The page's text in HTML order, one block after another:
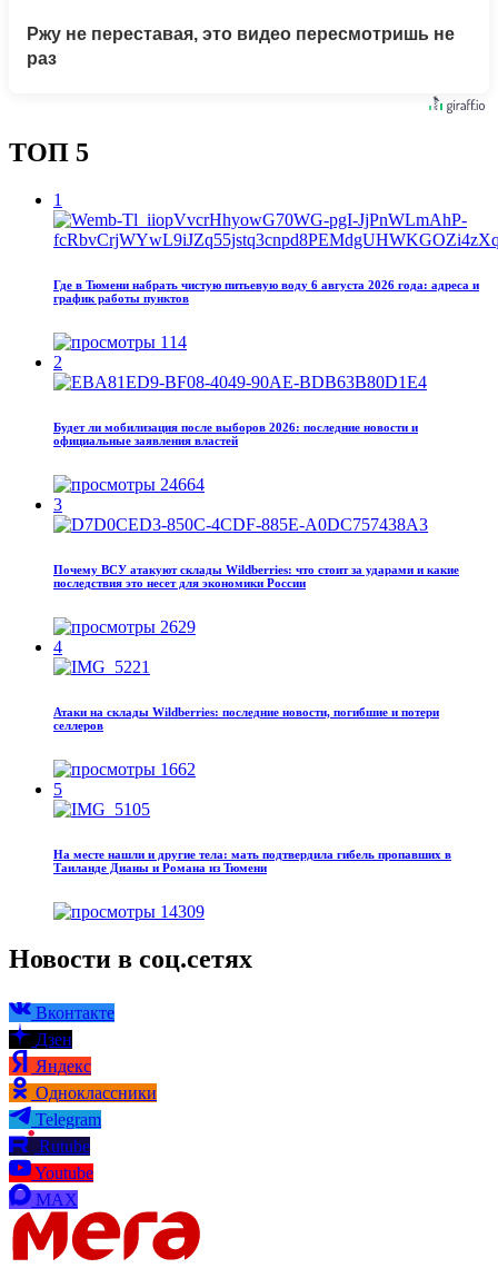
Ржу не переставая, это видео пересмотришь не
раз
ТОП 5
1
Где в Тюмени набрать чистую питьевую воду 6 августа 2026 года: адреса и
график работы пунктов
114
2
Будет ли мобилизация после выборов 2026: последние новости и
официальные заявления властей
24664
3
Почему ВСУ атакуют склады Wildberries: что стоит за ударами и какие
последствия это несет для экономики России
2629
4
Атаки на склады Wildberries: последние новости, погибшие и потери
селлеров
1662
5
На месте нашли и другие тела: мать подтвердила гибель пропавших в
Таиланде Дианы и Романа из Тюмени
14309
Новости в соц.сетях
Вконтакте
Дзен
Яндекс
Одноклассники
Telegram
Rutube
Youtube
MAX